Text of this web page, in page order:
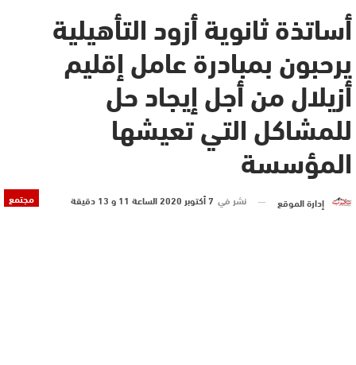
أساتذة ثانوية أزود التأهيلية
يرحبون بمبادرة عامل إقليم
أزيلال من أجل إيجاد حل
للمشاكل التي تعيشها
المؤسسة
مجتمع إدارة الموقع نشر في 7 أكتوبر 2020 الساعة 11 و 13 دقيقة